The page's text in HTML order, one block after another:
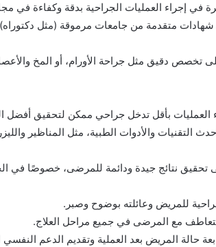
في إجراء العمليات الجراحية بدقة وكفاءة في
متقدمة من جامعات مرموقة (مثل
دقيق مثل جراحة الأورام، أو المخ
العمليات بأقل تدخل جراحي ممكن لتحقيق أفضل
التقنيات والأدوات الطبية، مثل المناظير
تحقيق نتائج جيدة ودائمة للمرضى، خصوصًا في
للمريض وعائلته بوضوح وصبر.
مع المرضى في جميع مراحل العلاج.
حالة المريض بعد العملية وتقديم الدعم النفسي